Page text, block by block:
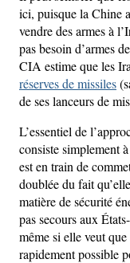
ici, puisque la Chine
vendre des armes à
pas besoin d’armes
CIA estime que les
réserves de missiles
de ses lanceurs de
L’essentiel de
consiste simplement
est en train de
doublée du fait
matière de sécurité
pas secours aux
même si elle veut
rapidement possible